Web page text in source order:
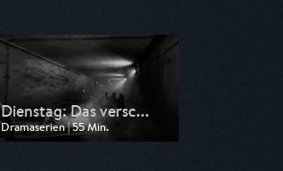
Dienstag: Das versc...
Dramaserien | 55 Min.
Ausgestrahlt von ZDF